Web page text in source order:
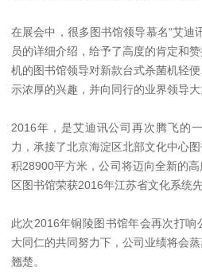
在展会中，很多图书馆领导慕名“艾迪
员的详细介绍，给予了高度的肯定和
机的图书馆领导对新款台式杀菌机轻
示浓厚的兴趣，并向同行的业界领导
2016年，是艾迪讯公司再次腾飞的
力，承接了北京海淀区北部文化中心
积28900平方米，公司将迈向全新的
区图书馆荣获2016年江苏省文化系统先
此次2016年铜陵图书馆年会再次打
大同仁的共同努力下，公司业绩将会
翘楚。